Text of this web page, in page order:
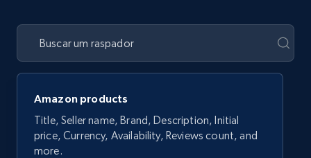
Amazon products
Title, Seller name, Brand, Description, Initial
price, Currency, Availability, Reviews count, and
more.